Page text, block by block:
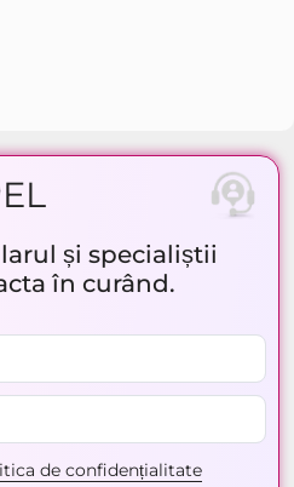
și specialiștii
în curând.
de confidențialitate